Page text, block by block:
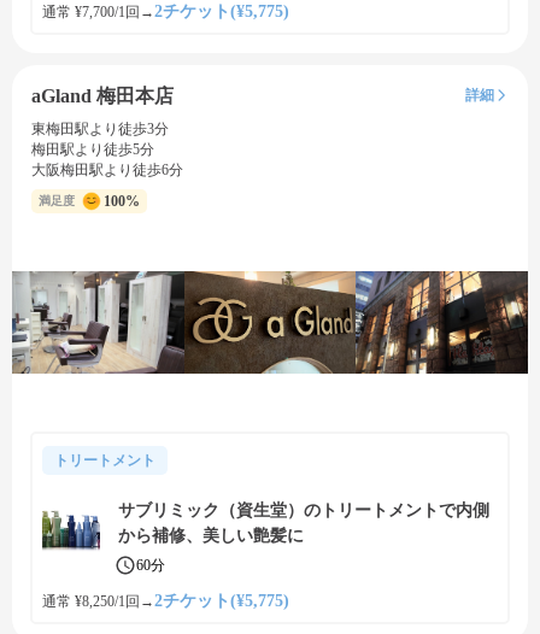
通常 ¥7,700/1回 →2チケット(¥5,775)
aGland 梅田本店
詳細
東梅田駅より徒歩3分
梅田駅より徒歩5分
大阪梅田駅より徒歩6分
満足度 100%
トリートメント
サブリミック（資生堂）のトリートメントで内側
から補修、美しい艶髪に
60分
通常 ¥8,250/1回 →2チケット(¥5,775)